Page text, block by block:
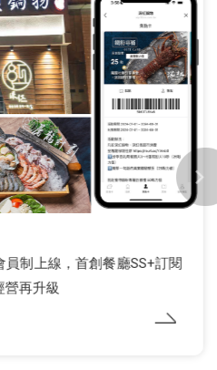
制上線，首創餐廳SS+訂閱
升級